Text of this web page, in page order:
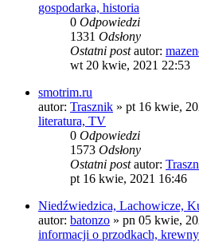
gospodarka, historia
0 Odpowiedzi
1331 Odsłony
Ostatni postautor:
wt 20 kwie, 2021 22:53
smotrim.ru
autor: Trasznik » pt 16 kwie,
literatura, TV
0 Odpowiedzi
1573 Odsłony
Ostatni postautor:
pt 16 kwie, 2021 16:46
Niedźwiedzica, Lachowicze,
autor: batonzo » pn 05 kwie,
informacji o przodkach,